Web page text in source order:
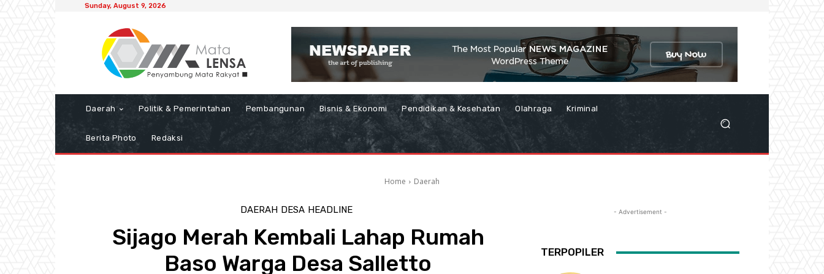
Sunday, August 9, 2026
Daerah Politik & Pemerintahan Pembangunan Bisnis & Ekonomi Pendidikan & Kesehatan Olahraga Kriminal
Berita Photo Redaksi
Home Daerah
DAERAH DESA HEADLINE
Sijago Merah Kembali Lahap Rumah
Baso Warga Desa Salletto
- Advertisement -
TERPOPILER